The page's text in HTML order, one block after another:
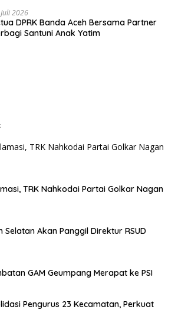
2026
DPRK Banda Aceh Bersama Partner
Santuni Anak Yatim
TRK Nahkodai Partai Golkar Nagan
Selatan Akan Panggil Direktur RSUD
GAM Geumpang Merapat ke PSI
Pengurus 23 Kecamatan, Perkuat